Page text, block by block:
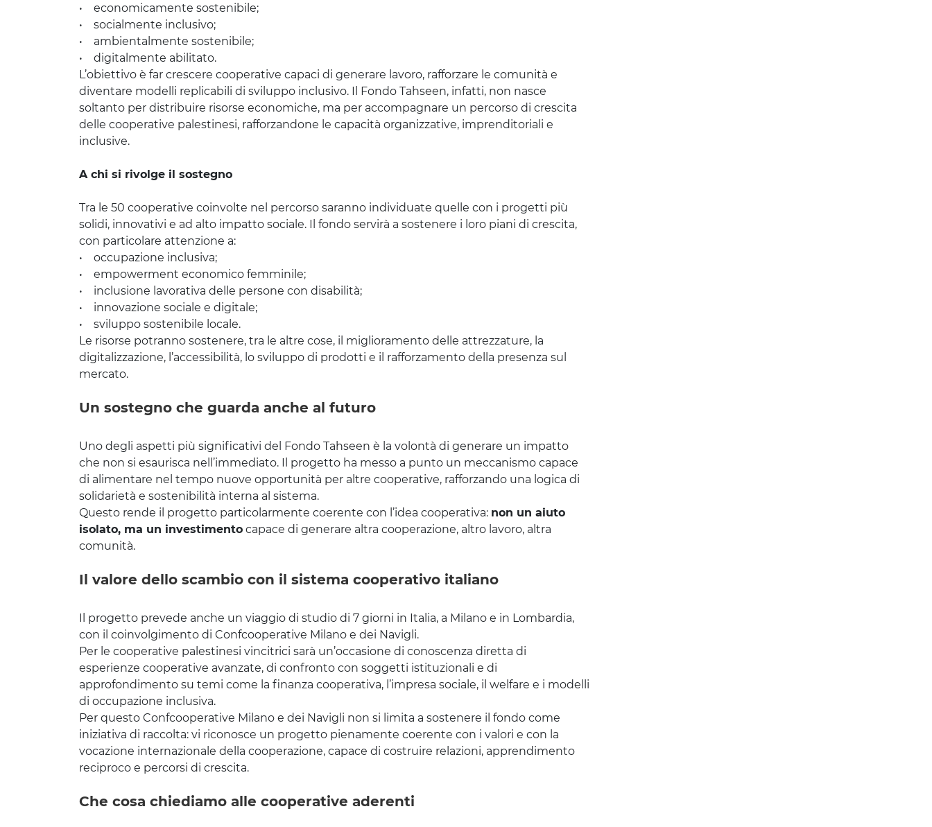
• economicamente sostenibile;
• socialmente inclusivo;
• ambientalmente sostenibile;
• digitalmente abilitato.
L’obiettivo è far crescere cooperative capaci di generare lavoro, rafforzare le comunità e
diventare modelli replicabili di sviluppo inclusivo. Il Fondo Tahseen, infatti, non nasce
soltanto per distribuire risorse economiche, ma per accompagnare un percorso di crescita
delle cooperative palestinesi, rafforzandone le capacità organizzative, imprenditoriali e
inclusive.
A chi si rivolge il sostegno
Tra le 50 cooperative coinvolte nel percorso saranno individuate quelle con i progetti più
solidi, innovativi e ad alto impatto sociale. Il fondo servirà a sostenere i loro piani di crescita,
con particolare attenzione a:
• occupazione inclusiva;
• empowerment economico femminile;
• inclusione lavorativa delle persone con disabilità;
• innovazione sociale e digitale;
• sviluppo sostenibile locale.
Le risorse potranno sostenere, tra le altre cose, il miglioramento delle attrezzature, la
digitalizzazione, l’accessibilità, lo sviluppo di prodotti e il rafforzamento della presenza sul
mercato.
Un sostegno che guarda anche al futuro
Uno degli aspetti più significativi del Fondo Tahseen è la volontà di generare un impatto
che non si esaurisca nell’immediato. Il progetto ha messo a punto un meccanismo capace
di alimentare nel tempo nuove opportunità per altre cooperative, rafforzando una logica di
solidarietà e sostenibilità interna al sistema.
Questo rende il progetto particolarmente coerente con l’idea cooperativa: non un aiuto
isolato, ma un investimento capace di generare altra cooperazione, altro lavoro, altra
comunità.
Il valore dello scambio con il sistema cooperativo italiano
Il progetto prevede anche un viaggio di studio di 7 giorni in Italia, a Milano e in Lombardia,
con il coinvolgimento di Confcooperative Milano e dei Navigli.
Per le cooperative palestinesi vincitrici sarà un’occasione di conoscenza diretta di
esperienze cooperative avanzate, di confronto con soggetti istituzionali e di
approfondimento su temi come la finanza cooperativa, l’impresa sociale, il welfare e i modelli
di occupazione inclusiva.
Per questo Confcooperative Milano e dei Navigli non si limita a sostenere il fondo come
iniziativa di raccolta: vi riconosce un progetto pienamente coerente con i valori e con la
vocazione internazionale della cooperazione, capace di costruire relazioni, apprendimento
reciproco e percorsi di crescita.
Che cosa chiediamo alle cooperative aderenti